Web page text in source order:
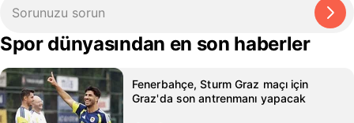
Spor dünyasından en son haberler
Fenerbahçe, Sturm Graz maçı için
Graz'da son antrenmanı yapacak